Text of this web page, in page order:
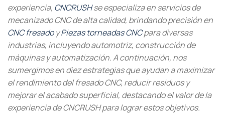
experiencia, CNCRUSHse especializa en servicios de
mecanizado CNC de alta calidad, brindando precisión en
CNC fresadoyPiezas torneadas CNCpara diversas
industrias, incluyendo automotriz, construcción de
máquinas y automatización. A continuación, nos
sumergimos en diez estrategias que ayudan a maximizar
el rendimiento del fresado CNC, reducir residuos y
mejorar el acabado superficial, destacando el valor de la
experiencia de CNCRUSH para lograr estos objetivos.